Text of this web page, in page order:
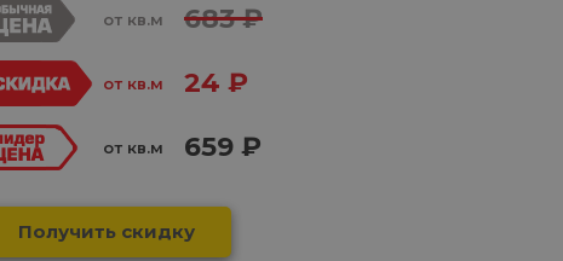
от кв.м 683 ₽
от кв.м 24 ₽
от кв.м 659 ₽
Получить скидку